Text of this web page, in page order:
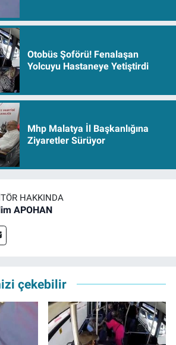
Otobüs Şoförü! Fenalaşan
Yolcuyu Hastaneye Yetiştirdi
Mhp Malatya İl Başkanlığına
Ziyaretler Sürüyor
HAKKINDA
APOHAN
çekebilir